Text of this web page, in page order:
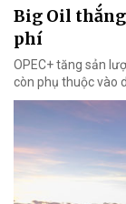
Big Oil
phí
OPEC+ tăng sản
còn phụ thuộc vào